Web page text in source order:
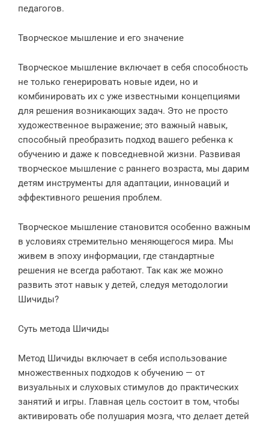
педагогов.
Творческое мышление и его значение
Творческое мышление включает в себя способность
не только генерировать новые идеи, но и
комбинировать их с уже известными концепциями
для решения возникающих задач. Это не просто
художественное выражение; это важный навык,
способный преобразить подход вашего ребенка к
обучению и даже к повседневной жизни. Развивая
творческое мышление с раннего возраста, мы дарим
детям инструменты для адаптации, инноваций и
эффективного решения проблем.
Творческое мышление становится особенно важным
в условиях стремительно меняющегося мира. Мы
живем в эпоху информации, где стандартные
решения не всегда работают. Так как же можно
развить этот навык у детей, следуя методологии
Шичиды?
Суть метода Шичиды
Метод Шичиды включает в себя использование
множественных подходов к обучению — от
визуальных и слуховых стимулов до практических
занятий и игры. Главная цель состоит в том, чтобы
активировать обе полушария мозга, что делает детей